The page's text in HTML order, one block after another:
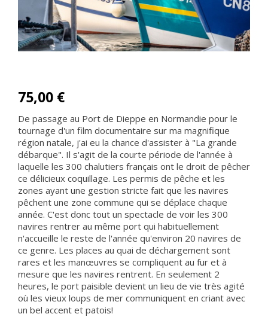
75,00 €
De passage au Port de Dieppe en Normandie pour le
tournage d'un film documentaire sur ma magnifique
région natale, j'ai eu la chance d'assister à "La grande
débarque". Il s'agit de la courte période de l'année à
laquelle les 300 chalutiers français ont le droit de pêcher
ce délicieux coquillage. Les permis de pêche et les
zones ayant une gestion stricte fait que les navires
pêchent une zone commune qui se déplace chaque
année. C'est donc tout un spectacle de voir les 300
navires rentrer au même port qui habituellement
n'accueille le reste de l'année qu'environ 20 navires de
ce genre. Les places au quai de déchargement sont
rares et les manœuvres se compliquent au fur et à
mesure que les navires rentrent. En seulement 2
heures, le port paisible devient un lieu de vie très agité
où les vieux loups de mer communiquent en criant avec
un bel accent et patois!